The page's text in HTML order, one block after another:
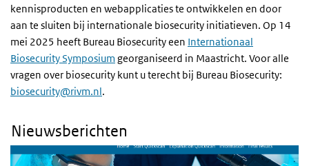
kennisproducten en webapplicaties te ontwikkelen en door
aan te sluiten bij internationale biosecurity initiatieven. Op 14
mei 2025 heeft Bureau Biosecurity een Internationaal
Biosecurity Symposium georganiseerd in Maastricht. Voor alle
vragen over biosecurity kunt u terecht bij Bureau Biosecurity:
biosecurity@rivm.nl.
Nieuwsberichten